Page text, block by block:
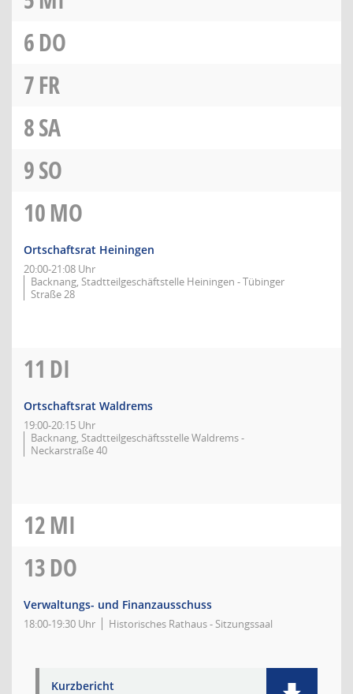
6DO
7FR
8SA
9SO
10MO
Ortschaftsrat Heiningen
20:00-21:08 Uhr
Backnang, Stadtteilgeschäftstelle Heiningen - Tübinger
Straße 28
11 DI
Ortschaftsrat Waldrems
19:00-20:15 Uhr
Backnang, Stadtteilgeschäftsstelle Waldrems -
Neckarstraße 40
12MI
13DO
Verwaltungs- und Finanzausschuss
18:00-19:30 Uhr Historisches Rathaus - Sitzungssaal
Kurzbericht